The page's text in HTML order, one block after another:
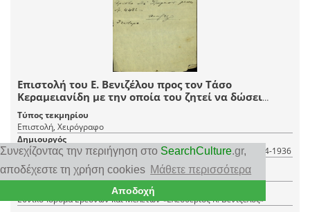
Συνεχίζοντας την περιήγηση στο SearchCulture.gr,
αποδέχεστε τη χρήση cookies Μάθετε περισσότερα
Αποδοχή
Επιστολή του Ε. Βενιζέλου προς τον Τάσο
Κεραμειανίδη με την οποία του ζητεί να δώσει
χρηματικό ποσό εκ μέρους του.
Τύπος τεκμηρίου
Επιστολή, Χειρόγραφο
Δημιουργός
Βενιζέλος Ελευθέριος Κ. 1864-1936, Venizelos Eleftherios K. 1864-1936
Αναφερόμενο πρόσωπο
Βενιζέλος Ελευθέριος
Εθνικό Ίδρυμα Ερευνών και Μελετών «Ελευθέριος Κ. Βενιζέλος»